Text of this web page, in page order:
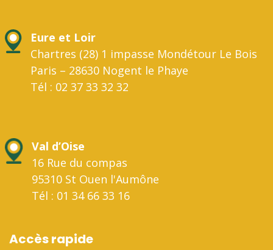
Eure et Loir
Chartres (28) 1 impasse Mondétour Le Bois
Paris – 28630 Nogent le Phaye
Tél : 02 37 33 32 32
Val d’Oise
16 Rue du compas
95310 St Ouen l'Aumône
Tél : 01 34 66 33 16
Accès rapide